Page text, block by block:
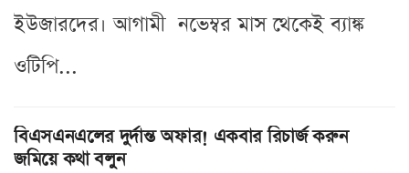
ইউজারদের। আগামী নভেম্বর মাস থেকেই ব্যাঙ্ক
ওটিপি...
বিএসএনএলের দুর্দান্ত অফার! একবার রিচার্জ করুন
জমিয়ে কথা বলুন